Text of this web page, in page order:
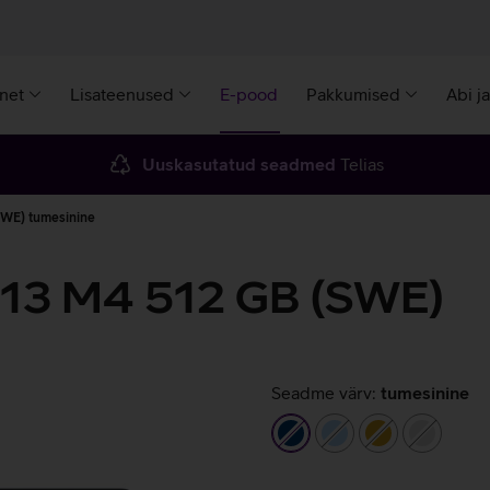
Lisateenused E-pood Pakkumised Abi
Uuskasutatud seadmed Telias
tumesinine
M4 512 GB (SWE)
Seadme värv: tumesinine
tumesinine
helesininekuldne